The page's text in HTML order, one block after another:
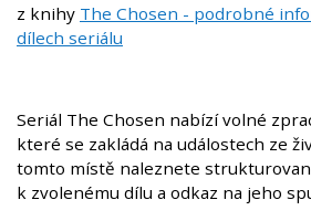
z knihy The Chosen - podrobné
dílech seriálu
Seriál The Chosen nabízí volné
které se zakládá na událostech ze
tomto místě naleznete
k zvolenému dílu a odkaz na jeho